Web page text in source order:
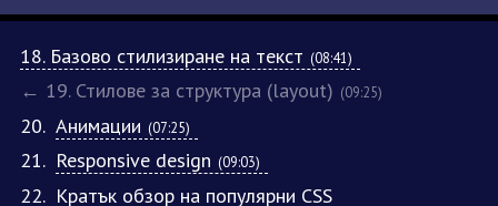
18. Базово стилизиране на текст (08:41)
← 19. Стилове за структура (layout) (09:25)
20. Анимации (07:25)
21. Responsive design (09:03)
22. Кратък обзор на популярни CSS